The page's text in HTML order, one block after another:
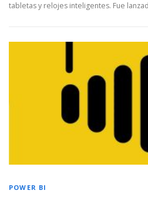
tabletas y relojes inteligentes. Fue
POWER BI